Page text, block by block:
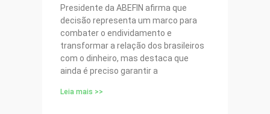
Presidente da ABEFIN afirma que
decisão representa um marco para
combater o endividamento e
transformar a relação dos brasileiros
com o dinheiro, mas destaca que
ainda é preciso garantir a
Leia mais >>